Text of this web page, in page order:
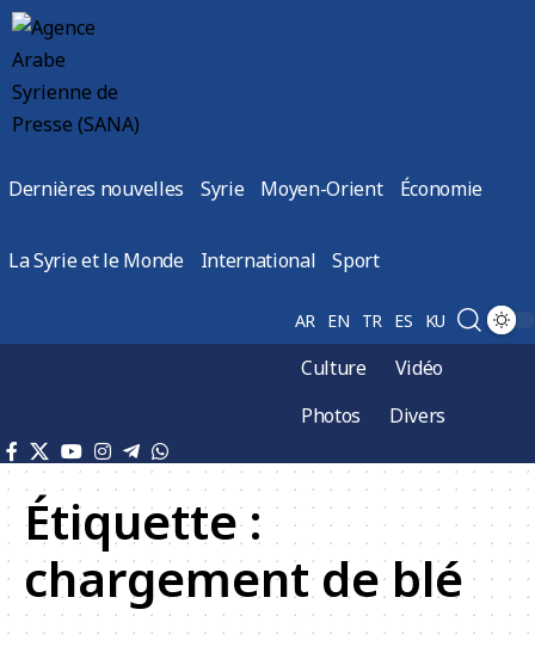
Dernières nouvelles Syrie Moyen-Orient Économie
La Syrie et le Monde International Sport
AR EN TR ES KU
Culture
Vidéo
Photos
Divers
Étiquette :
chargement de blé